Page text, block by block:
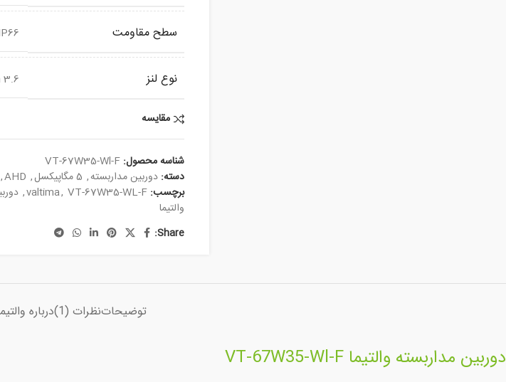
سطح مقاومت
نوع لنز 3.6 mm
مقایسه
شناسه محصول:VT-67W35-Wl-F
دسته: دوربین مداربسته, 5 مگاپیکسل ,
AHD
,
برچسب:
valtima, VT-67W35-WL-F
,
والتیما
Share:
توضیحاتنظرات (1) درباره
دوربین مداربسته والتیما VT-67W35-Wl-F